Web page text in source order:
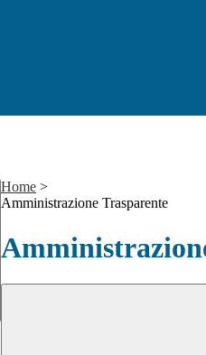
Home >
Amministrazione Trasparente